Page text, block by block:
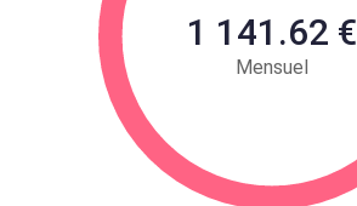
1 141.62 €
Mensuel